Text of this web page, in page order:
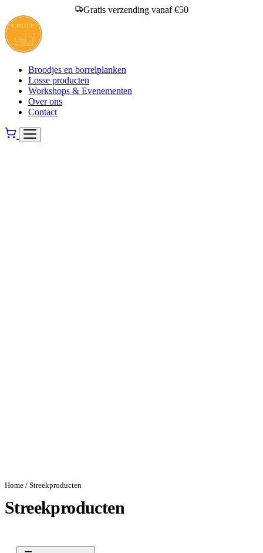
Gratis verzending vanaf €50
Broodjes en borrelplanken
Losse producten
Workshops & Evenementen
Over ons
Contact
Home / Streekproducten
Streekproducten